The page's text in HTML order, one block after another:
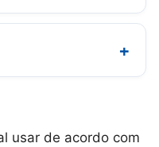
+
usar de acordo com